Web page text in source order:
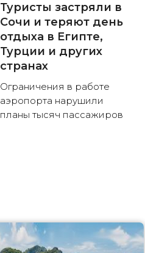
Туристы застряли в
Сочи и теряют день
отдыха в Египте,
Турции и других
странах
Ограничения в работе
аэропорта нарушили
планы тысяч пассажиров